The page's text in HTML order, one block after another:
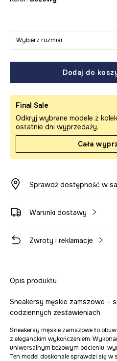
Wybierz rozmiar
Dodaj do
Final Sale
Odkryj wybrane modele z
ostatnie dni wyprzedaży.
Cała
Sprawdź dostępność w
Warunki dostawy
Zwroty i reklamacje
Opis produktu
Sneakersy męskie zamszowe –
codziennych zestawieniach
Sneakersy męskie zamszowe to
z eleganckim wykończeniem.
uniwersalnym beżowym odcieniu,
Ten model doskonale sprawdzi się